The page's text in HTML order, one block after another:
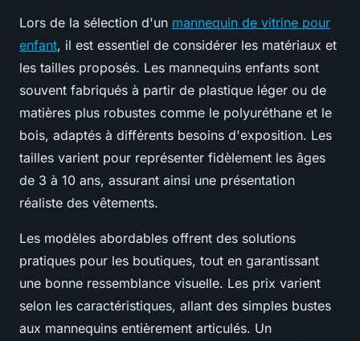
Lors de la sélection d'un mannequin de vitrine pour
enfant, il est essentiel de considérer les matériaux et
les tailles proposés. Les mannequins enfants sont
souvent fabriqués à partir de plastique léger ou de
matières plus robustes comme le polyuréthane et le
bois, adaptés à différents besoins d'exposition. Les
tailles varient pour représenter fidèlement les âges
de 3 à 10 ans, assurant ainsi une présentation
réaliste des vêtements.
Les modèles abordables offrent des solutions
pratiques pour les boutiques, tout en garantissant
une bonne ressemblance visuelle. Les prix varient
selon les caractéristiques, allant des simples bustes
aux mannequins entièrement articulés. Un